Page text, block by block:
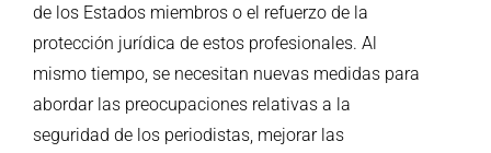
de los Estados miembros o el refuerzo de la
protección jurídica de estos profesionales. Al
mismo tiempo, se necesitan nuevas medidas para
abordar las preocupaciones relativas a la
seguridad de los periodistas, mejorar las